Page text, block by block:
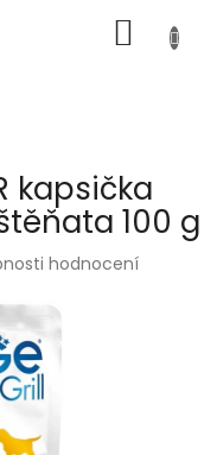
KOŠÍK
kapsička
100 g
hodnocení